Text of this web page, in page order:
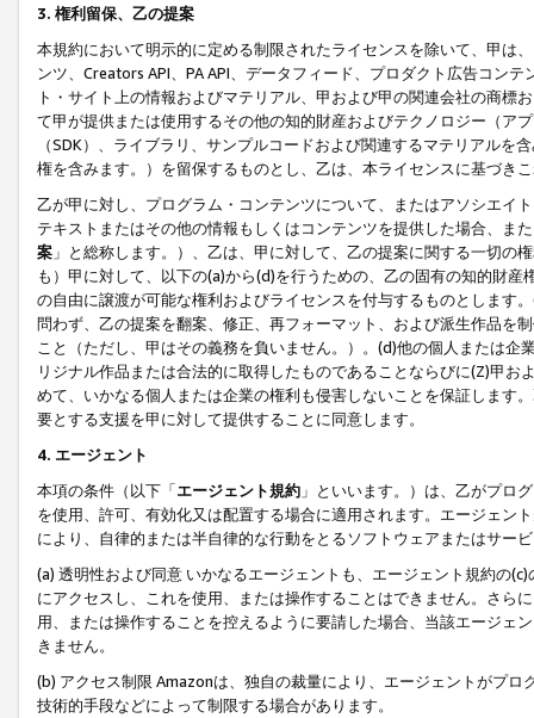
3. 権利留保、乙の提案
本規約において明示的に定める制限されたライセンスを除いて、甲は
ンツ、Creators API、PA API、データフィード、プロダクト広告コン
ト・サイト上の情報およびマテリアル、甲および甲の関連会社の商
て甲が提供または使用するその他の知的財産およびテクノロジー（ア
（SDK）、ライブラリ、サンプルコードおよび関連するマテリアル
権を含みます。）を留保するものとし、乙は、本ライセンスに基づき
乙が甲に対し、プログラム・コンテンツについて、またはアソシエイ
テキストまたはその他の情報もしくはコンテンツを提供した場合、ま
案 」と総称します。）、乙は、甲に対して、乙の提案に関する一切
も）甲に対して、以下の(a)から(d)を行うための、乙の固有の知的財
の自由に譲渡が可能な権利およびライセンスを付与するものとします
問わず、乙の提案を翻案、修正、再フォーマット、および派生作品を
こと（ただし、甲はその義務を負いません。）。(d)他の個人または
リジナル作品または合法的に取得したものであることならびに(Z)甲
めて、いかなる個人または企業の権利も侵害しないことを保証します
要とする支援を甲に対して提供することに同意します。
4. エージェント
本項の条件（以下「エージェント規約 」といいます。）は、乙がプロ
を使用、許可、有効化又は配置する場合に適用されます。エージェン
により、自律的または半自律的な行動をとるソフトウェアまたはサー
(a) 透明性および同意 いかなるエージェントも、エージェント規約の
にアクセスし、これを使用、または操作することはできません。さら
用、または操作することを控えるように要請した場合、当該エージェ
きません。
(b) アクセス制限 Amazonは、独自の裁量により、エージェントがプ
技術的手段などによって制限する場合があります。